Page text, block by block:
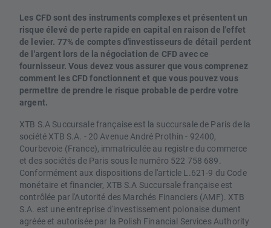
Les CFD sont des instruments complexes et présentent un
risque élevé de perte rapide en capital en raison de l'effet
de levier. 77% de comptes d'investisseurs de détail perdent
de l'argent lors de la négociation de CFD avec ce
fournisseur. Vous devez vous assurer que vous comprenez
comment les CFD fonctionnent et que vous pouvez vous
permettre de prendre le risque probable de perdre votre
argent.
XTB S.A Succursale française est la succursale de Paris de la
société XTB S.A. - 20 Avenue André Prothin - 92400,
Courbevoie (France), immatriculée au registre du commerce
et des sociétés de Paris sous le numéro 522 758 689.
Conformément aux dispositions de l'article L.621-9 du Code
monétaire et financier, XTB S.A Succursale française est
contrôlée par l'Autorité des Marchés Financiers (AMF). XTB
S.A. est une entreprise d'investissement polonaise dument
agréée et autorisée par la Polish Financial Services Authority